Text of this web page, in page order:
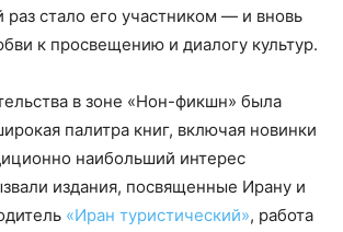
стало его участником — и вновь
к просвещению и диалогу культур.
в зоне «Нон-фикшн» была
палитра книг, включая новинки
наибольший интерес
издания, посвященные Ирану и
«Иран туристический», работа